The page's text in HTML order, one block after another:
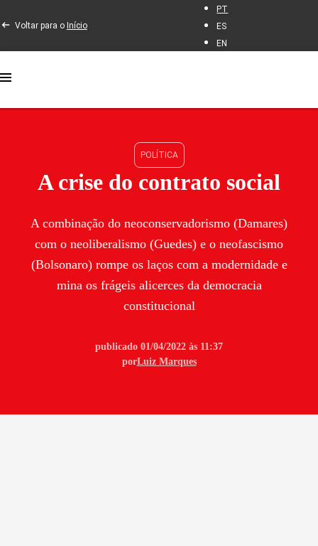
Voltar para o Início
PT
ES
EN
POLÍTICA
A crise do contrato social
A combinação do neoconservadorismo (Damares)
com o neoliberalismo (Guedes) e o neofascismo
(Bolsonaro) rompe os laços com a modernidade e
mina os frágeis alicerces da democracia
constitucional
publicado 01/04/2022 às 11:37
porLuiz Marques